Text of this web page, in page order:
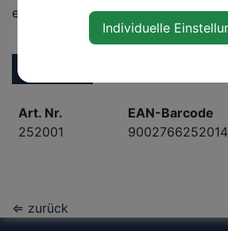
einfaches Arbeiten!
Art. Nr. EAN-Barcode
252001
9002766252014
⇐ zurück
Individuelle